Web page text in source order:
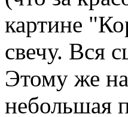
картине
свечу. Вся
Этому же
небольшая